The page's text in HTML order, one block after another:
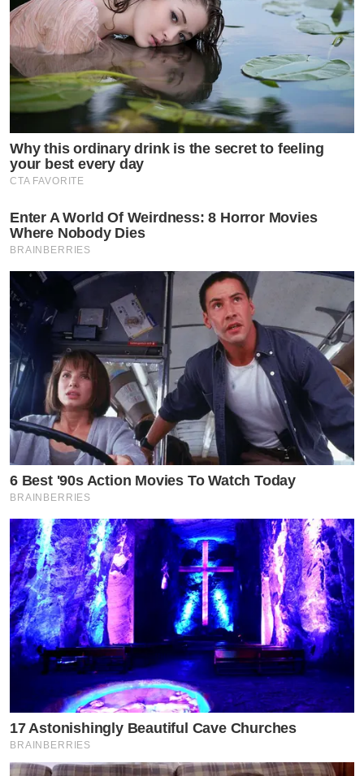
Why this ordinary drink is the secret to feeling
your best every day
CTA FAVORITE
Enter A World Of Weirdness: 8 Horror Movies
Where Nobody Dies
BRAINBERRIES
6 Best '90s Action Movies To Watch Today
BRAINBERRIES
17 Astonishingly Beautiful Cave Churches
BRAINBERRIES